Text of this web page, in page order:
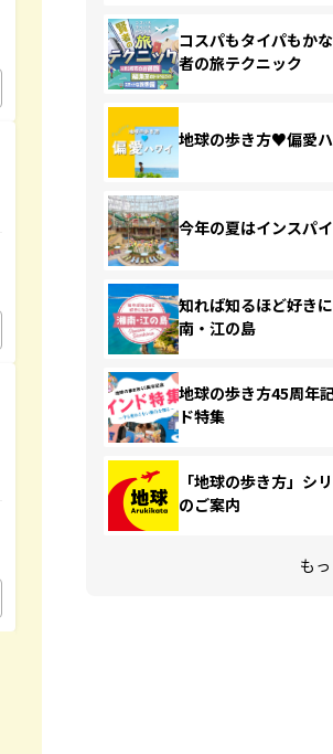
コスパもタイパもか
者の旅テクニック
地球の歩き方♥偏愛
今年の夏はインスパ
知れば知るほど好き
南・江の島
地球の歩き方45周年
ド特集
「地球の歩き方」シ
のご案内
も